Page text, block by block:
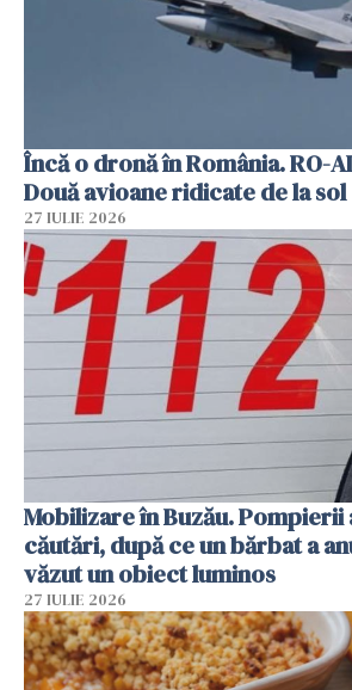
Încă o dronă în România. RO-
Două avioane ridicate de la sol
27 IULIE 2026
Mobilizare în Buzău.
căutări, după ce un bărbat a
văzut un obiect luminos
27 IULIE 2026